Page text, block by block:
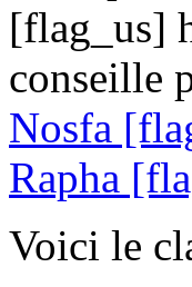
[flag_us]
conseille
Nosfa
Rapha
Voici le